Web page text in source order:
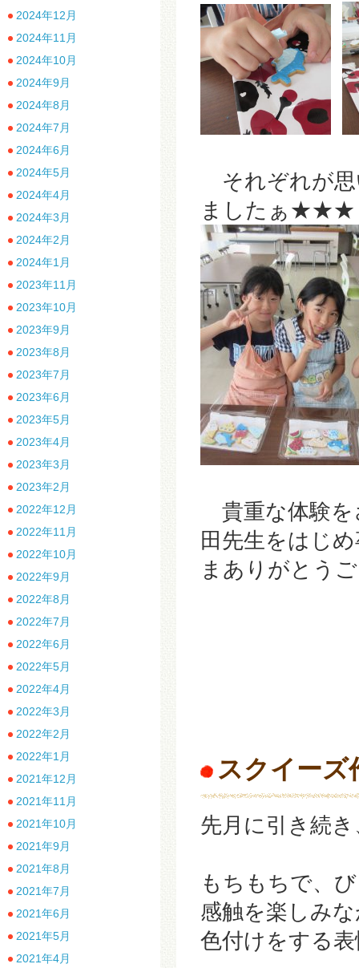
それぞれが思
ましたぁ★★★
貴重な体験を
田先生をはじ
まありがとう
スクイー
先月に引き続
もちもちで、
感触を楽しみ
色付けをする
2024年12月
2024年11月
2024年10月
2024年9月
2024年8月
2024年7月
2024年6月
2024年5月
2024年4月
2024年3月
2024年2月
2024年1月
2023年11月
2023年10月
2023年9月
2023年8月
2023年7月
2023年6月
2023年5月
2023年4月
2023年3月
2023年2月
2022年12月
2022年11月
2022年10月
2022年9月
2022年8月
2022年7月
2022年6月
2022年5月
2022年4月
2022年3月
2022年2月
2022年1月
2021年12月
2021年11月
2021年10月
2021年9月
2021年8月
2021年7月
2021年6月
2021年5月
2021年4月